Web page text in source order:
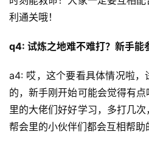
利通关哦！
q4: 试炼之地难不难打？新手能
a4: 哎，这个要看具体情况啦，
的，新手刚开始可能会觉得有
里的大佬们好好学习，多打几次
帮会里的小伙伴们都会互相帮助